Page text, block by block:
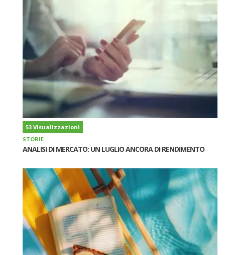
53 Visualizzazioni
STORIE
ANALISI DI MERCATO: UN LUGLIO ANCORA DI RENDIMENTO